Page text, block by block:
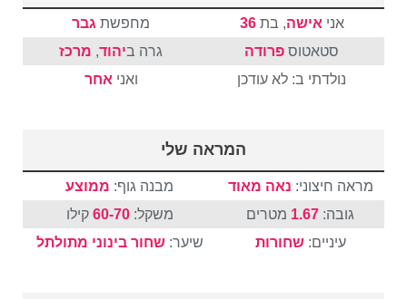
אני אישה, בת36 מחפשת גבר
סטאטוס פרודה גרה ביהוד, מרכז
נולדתי ב: לא עודכן
ואני אחר
המראה שלי
מראה חיצוני: נאה מאוד מבנה גוף: ממוצע
גובה: 1.67 מטרים משקל:60-70 קילו
עיניים:שחורות שיער:שחור בינוני מתולתל